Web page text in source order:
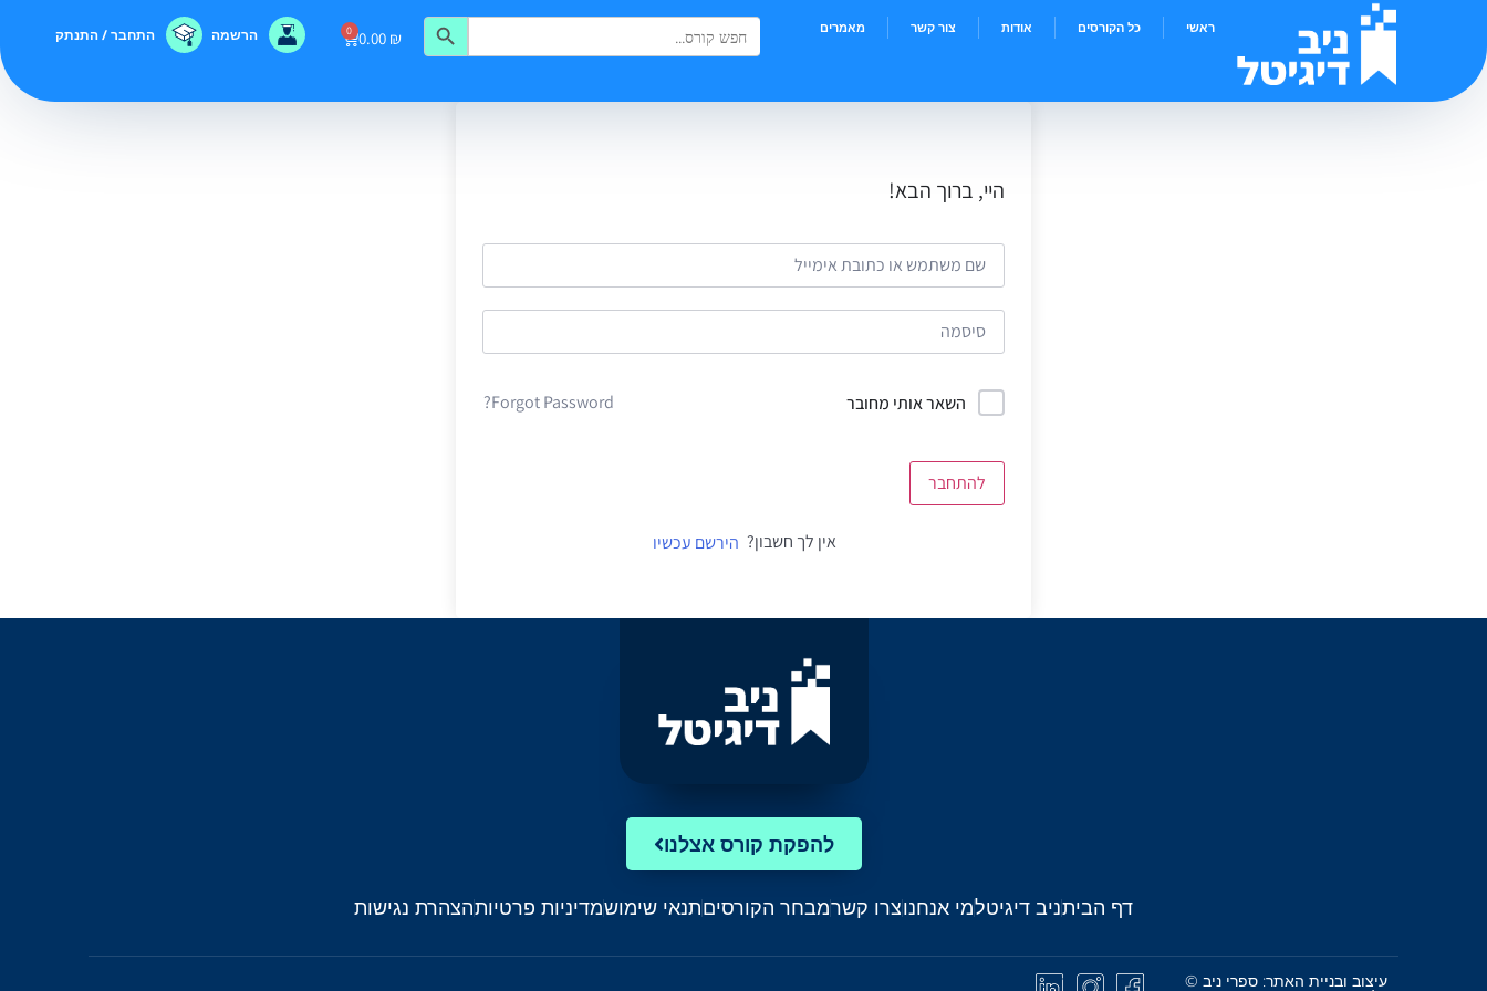
ראשי כל הקורסים אודות צור קשר מאמרים Search
for:
Search Button
0.00 ₪
0 הרשמה התחבר / התנתק
היי, ברוך הבא!
השאר אותי מחובר Forgot Password?
להתחבר
אין לך חשבון? הירשם עכשיו
להפקת קורס אצלנו
דף הביתניב דיגיטלמי אנחנוצרו קשרמבחר הקורסיםתנאי שימושמדיניות פרטיותהצהרת נגישות
עיצוב ובניית האתר: ספרי ניב ©